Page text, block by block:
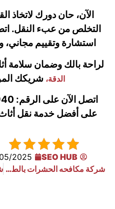
الآن، حان دورك لاتخاذ
التخلص من عبء النقل.
استشارة وتقييم مجاني،
لراحة بالك وضمان سلامة
الدقة، شريكك
على أفضل خدمة نقل
SEO HUB
2025
شركة مكافحه الحشرات بالطائف زاحفة وطائرة